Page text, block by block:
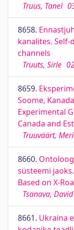
Truus, Tanel
8658.
kanalites.
channels
Truuts, Sirle
8659.
Soome,
Experimental
Canada and
Truuväärt,
8660.
süsteemi
Based on X-
Tsanava, David
8661. Ukraina